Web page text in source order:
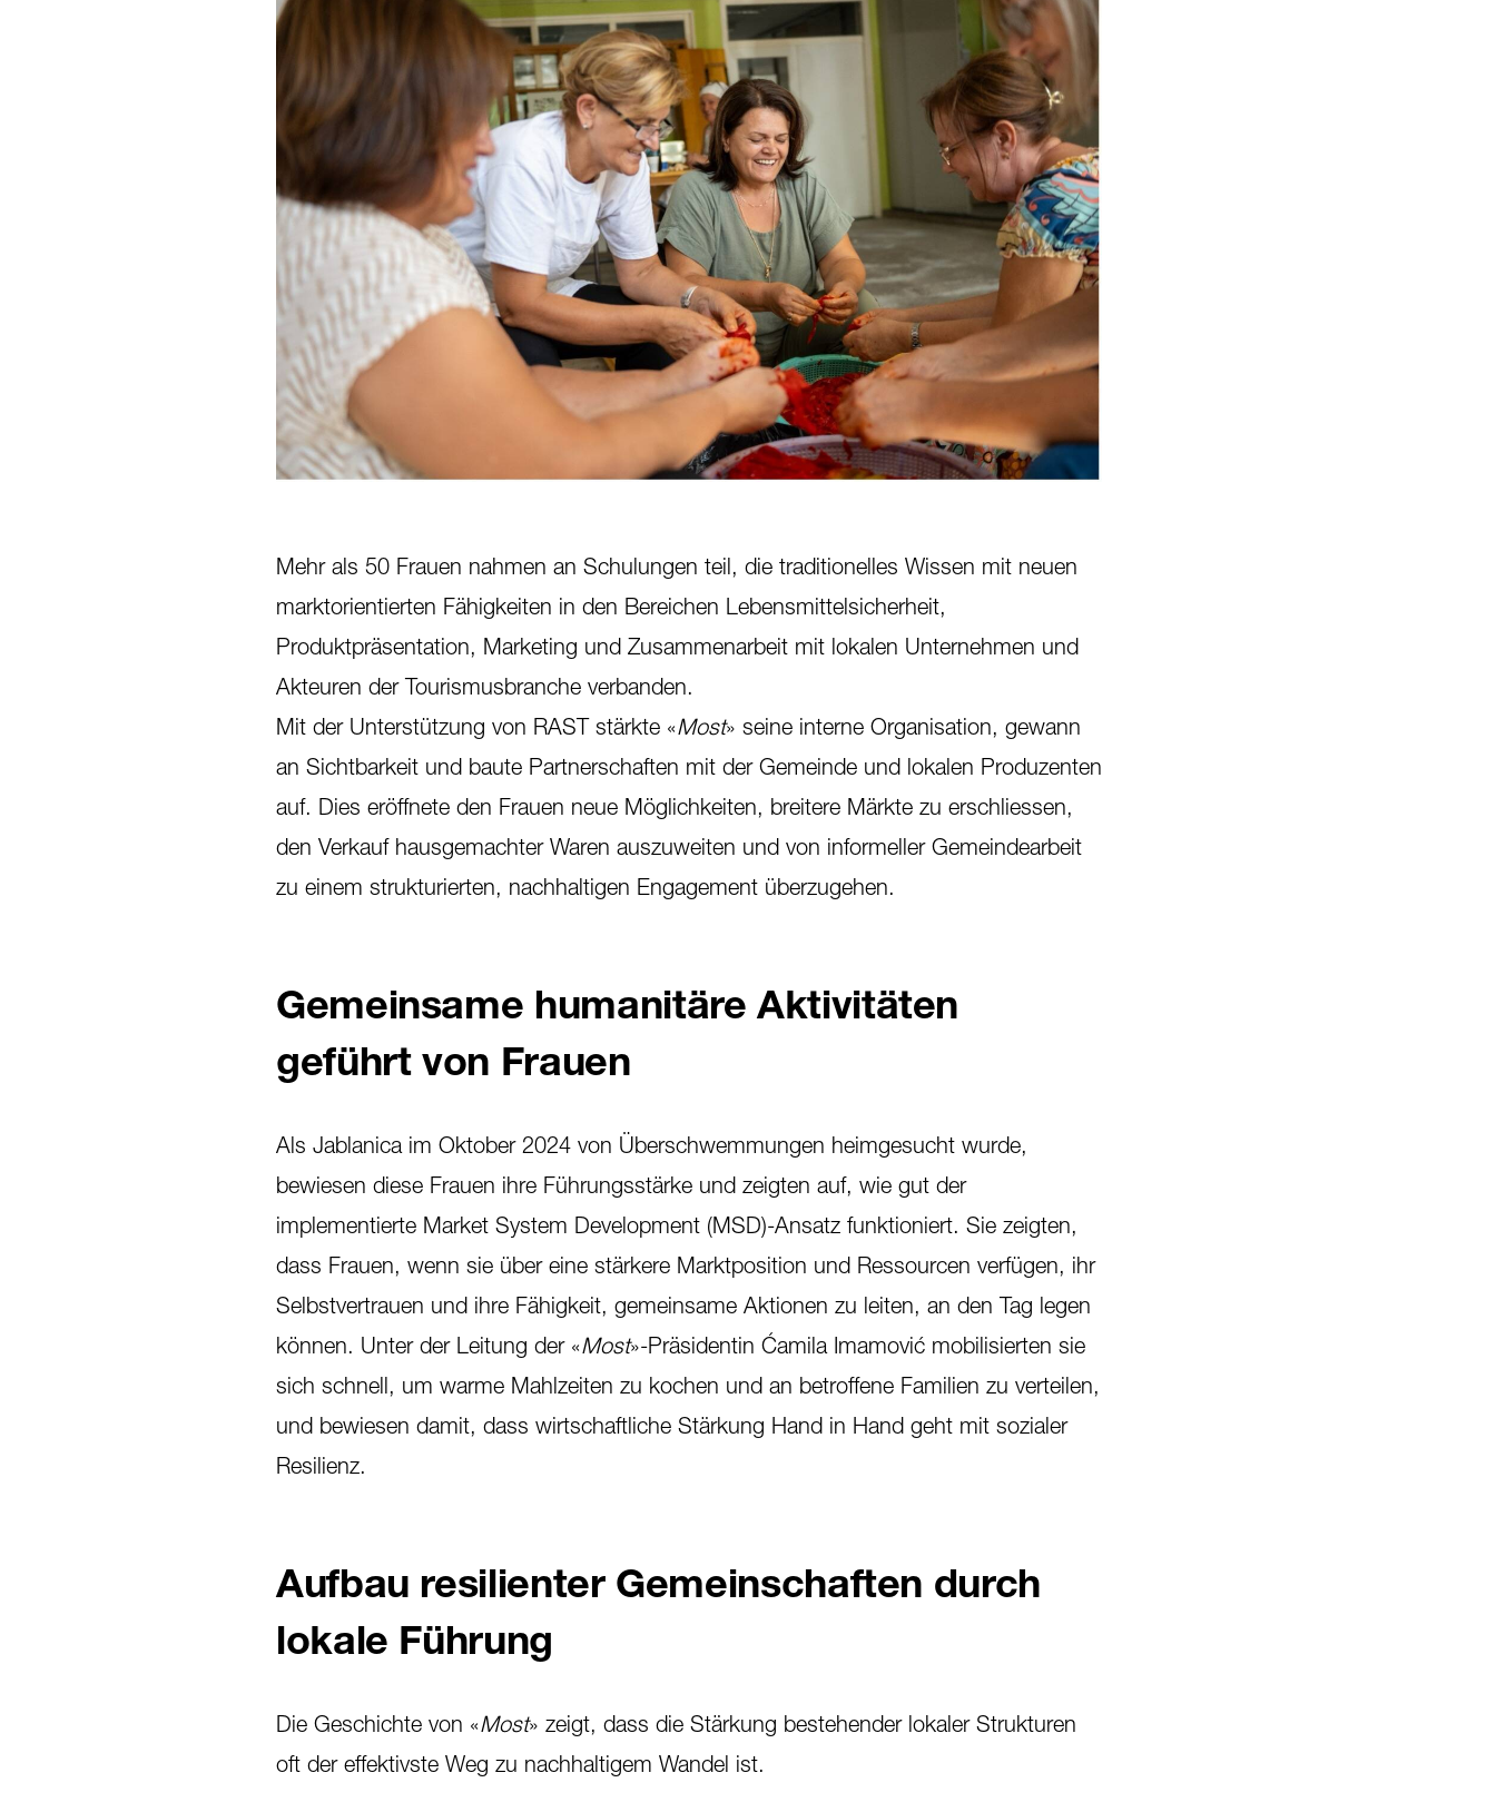
Mehr als 50 Frauen nahmen an Schulungen teil, die traditionelles Wissen mit neuen
marktorientierten Fähigkeiten in den Bereichen Lebensmittelsicherheit,
Produktpräsentation, Marketing und Zusammenarbeit mit lokalen Unternehmen und
Akteuren der Tourismusbranche verbanden.
Mit der Unterstützung von RAST stärkte «Most» seine interne Organisation, gewann
an Sichtbarkeit und baute Partnerschaften mit der Gemeinde und lokalen Produzenten
auf. Dies eröffnete den Frauen neue Möglichkeiten, breitere Märkte zu erschliessen,
den Verkauf hausgemachter Waren auszuweiten und von informeller Gemeindearbeit
zu einem strukturierten, nachhaltigen Engagement überzugehen.
Gemeinsame humanitäre Aktivitäten
geführt von Frauen
Als Jablanica im Oktober 2024 von Überschwemmungen heimgesucht wurde,
bewiesen diese Frauen ihre Führungsstärke und zeigten auf, wie gut der
implementierte Market System Development (MSD)-Ansatz funktioniert. Sie zeigten,
dass Frauen, wenn sie über eine stärkere Marktposition und Ressourcen verfügen, ihr
Selbstvertrauen und ihre Fähigkeit, gemeinsame Aktionen zu leiten, an den Tag legen
können. Unter der Leitung der «Most»-Präsidentin Ćamila Imamović mobilisierten sie
sich schnell, um warme Mahlzeiten zu kochen und an betroffene Familien zu verteilen,
und bewiesen damit, dass wirtschaftliche Stärkung Hand in Hand geht mit sozialer
Resilienz.
Aufbau resilienter Gemeinschaften durch
lokale Führung
Die Geschichte von «Most» zeigt, dass die Stärkung bestehender lokaler Strukturen
oft der effektivste Weg zu nachhaltigem Wandel ist.